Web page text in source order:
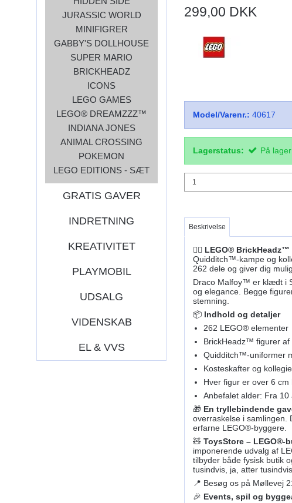
JURASSIC WORLD
MINIFIGRER
GABBY'S DOLLHOUSE
SUPER MARIO
BRICKHEADZ
ICONS
LEGO GAMES
LEGO® DREAMZZZ™
INDIANA JONES
ANIMAL CROSSING
POKEMON
LEGO EDITIONS - SÆT
GRATIS GAVER
INDRETNING
KREATIVITET
PLAYMOBIL
UDSALG
VIDENSKAB
EL & VVS
299,00 DKK
Model/Varenr.: 40617
Lagerstatus: På lager
Beskrivelse
🧙‍♂️ LEGO®
Quidditch™-kampe og
262 dele og giver dig
Draco Malfoy™ er klædt i
og elegance. Begge
stemning.
📦 Indhold og detaljer
262 LEGO® elementer
BrickHeadz™ figurer
Quidditch™-uniformer
Kosteskafter og
Hver figur er over 6
Anbefalet alder: Fra 10
🎁 En tryllebindende
overraskelse i samlingen.
erfarne LEGO®-byggere.
🧸ToysStore –
imponerende udvalg af
tilbyder både fysisk butik
tusindvis, ja, atter
📍 Besøg os på Møllevej
🎉 Events, spil og